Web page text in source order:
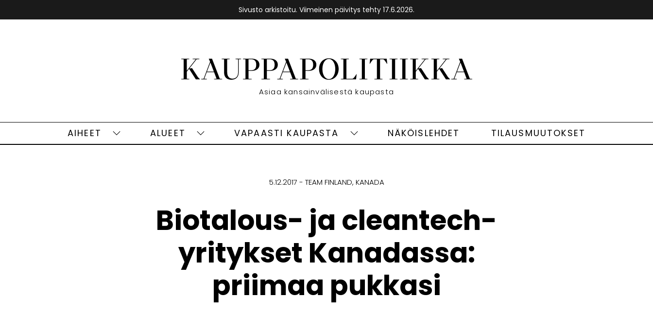
Sivusto arkistoitu. Viimeinen päivitys tehty 17.6.2026.
Etusivu
Asiaa kansainvälisestä kaupasta
AIHEET
Aiheet
ALUEET
Alueet
VAPAASTI KAUPASTA
VapaastiNÄKÖISLEHDET TILAUSMUUTOKSET
5.12.2017 TEAM FINLAND KANADA
Biotalous- ja cleantech-
yritykset Kanadassa:
priimaa pukkasi